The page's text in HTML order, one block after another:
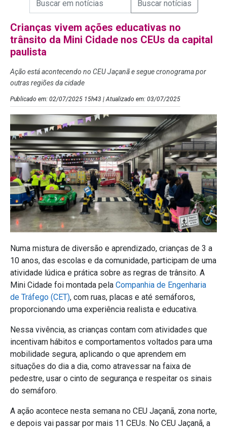
Crianças vivem ações educativas no
trânsito da Mini Cidade nos CEUs da capital
paulista
Ação está acontecendo no CEU Jaçanã e segue cronograma por
outras regiões da cidade
Publicado em: 02/07/2025 15h43 | Atualizado em: 03/07/2025
Numa mistura de diversão e aprendizado, crianças de 3 a
10 anos, das escolas e da comunidade, participam de uma
atividade lúdica e prática sobre as regras de trânsito. A
Mini Cidade foi montada pela Companhia de Engenharia
de Tráfego (CET), com ruas, placas e até semáforos,
proporcionando uma experiência realista e educativa.
Nessa vivência, as crianças contam com atividades que
incentivam hábitos e comportamentos voltados para uma
mobilidade segura, aplicando o que aprendem em
situações do dia a dia, como atravessar na faixa de
pedestre, usar o cinto de segurança e respeitar os sinais
do semáforo.
A ação acontece nesta semana no CEU Jaçanã, zona norte,
e depois vai passar por mais 11 CEUs. No CEU Jaçanã, a